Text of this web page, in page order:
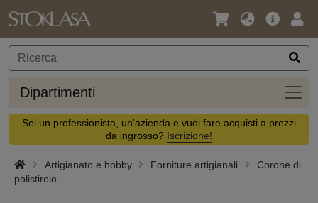
Lingua
Valuta
Offerta
Dipartimenti
Sei un professionista, un'azienda e vuoi fare acquisti a prezzi
da ingrosso? Iscrizione!
Artigianato e hobby Forniture artigianali
Corone di
polistirolo